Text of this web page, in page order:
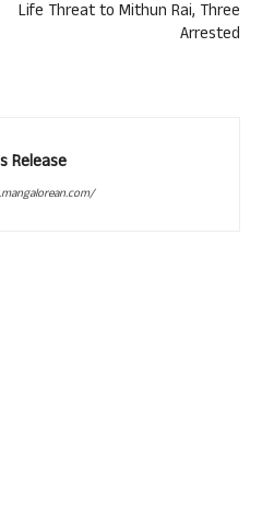
Life Threat to Mithun Rai, Three
Arrested
Release